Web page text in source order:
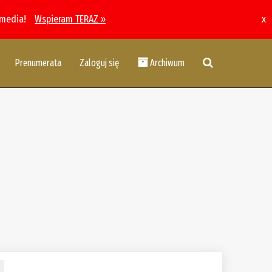
Wspieram TERAZ » x
Prenumerata Zaloguj się Archiwum